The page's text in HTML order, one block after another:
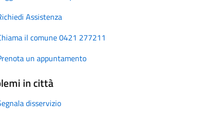
Assistenza
il comune 0421 277211
un appuntamento
in città
disservizio